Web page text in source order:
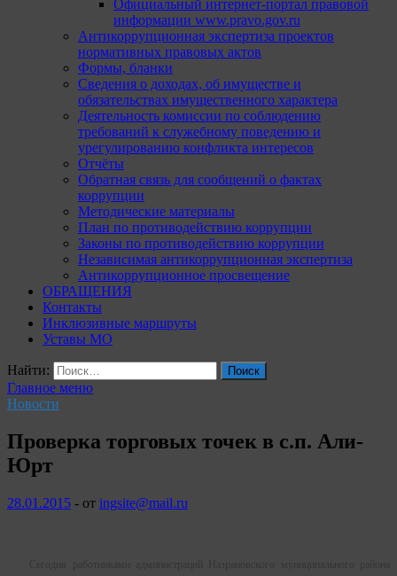
Официальный интернет-портал правовой
информации www.pravo.gov.ru
Антикоррупционная экспертиза проектов
нормативных правовых актов
Формы, бланки
Сведения о доходах, об имуществе и
обязательствах имущественного характера
Деятельность комиссии по соблюдению
требований к служебному поведению и
урегулированию конфликта интересов
Отчёты
Обратная связь для сообщений о фактах
коррупции
Методические материалы
План по противодействию коррупции
Законы по противодействию коррупции
Независимая антикоррупционная экспертиза
Антикоррупционное просвещение
ОБРАЩЕНИЯ
Контакты
Инклюзивные маршруты
Уставы МО
Найти:
Главное меню
Новости
Проверка торговых точек в с.п. Али-
Юрт
28.01.2015 - от ingsite@mail.ru